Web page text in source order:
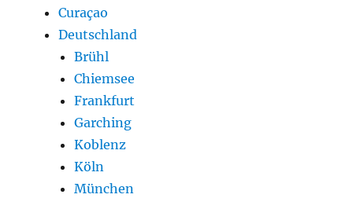
Curaçao
Deutschland
Brühl
Chiemsee
Frankfurt
Garching
Koblenz
Köln
München